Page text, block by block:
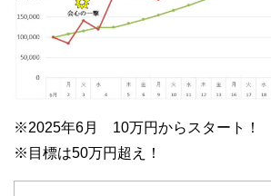
※2025年6月 10万円からスタート！
※目標は50万円超え！